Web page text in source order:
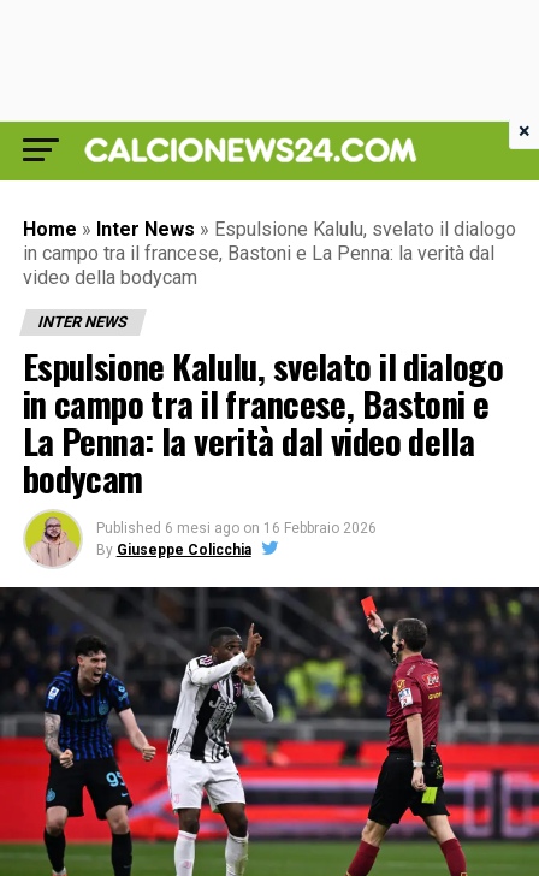
Home » Inter News » Espulsione Kalulu, svelato il dialogo
in campo tra il francese, Bastoni e La Penna: la verità dal
video della bodycam
INTER NEWS
Espulsione Kalulu, svelato il dialogo
in campo tra il francese, Bastoni e
La Penna: la verità dal video della
bodycam
Published 6 mesi ago on 16 Febbraio 2026
By Giuseppe Colicchia
×